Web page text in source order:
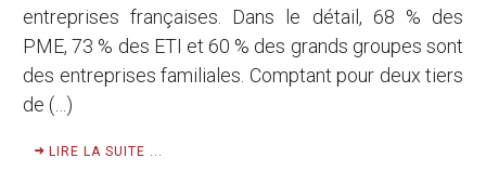
entreprises françaises. Dans le détail, 68 % des
PME, 73 % des ETI et 60 % des grands groupes sont
des entreprises familiales. Comptant pour deux tiers
de (…)
LIRE LA SUITE ...